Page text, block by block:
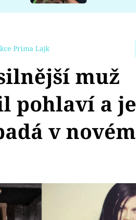
Prima Lajk
muž
pohlaví a je
v novém